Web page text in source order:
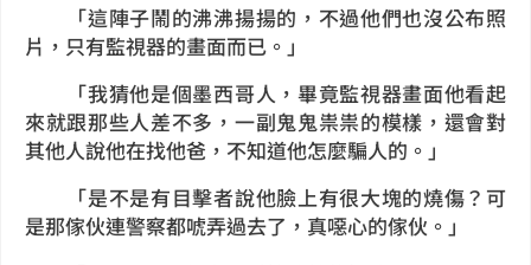
「這陣子鬧的沸沸揚揚的，不過他們也沒公布照
片，只有監視器的畫面而已。」
「我猜他是個墨西哥人，畢竟監視器畫面他看起
來就跟那些人差不多，一副鬼鬼祟祟的模樣，還會對
其他人說他在找他爸，不知道他怎麼騙人的。」
「是不是有目擊者說他臉上有很大塊的燒傷？可
是那傢伙連警察都唬弄過去了，真噁心的傢伙。」